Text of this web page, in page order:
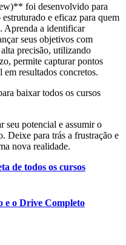
foi desenvolvido para
e eficaz para quem
Aprenda a identificar
seus objetivos com
precisão, utilizando
permite capturar pontos
resultados concretos.
baixar todos os cursos
seu potencial e assumir o
Deixe para trás a frustração e
nova realidade.
de todos os cursos
e o Drive Completo